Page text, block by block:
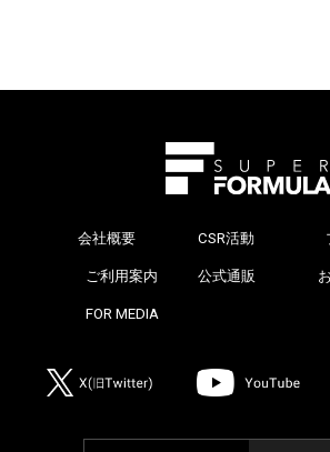
会社概要 CSR活動
ご利用案内 公式通販
FOR MEDIA